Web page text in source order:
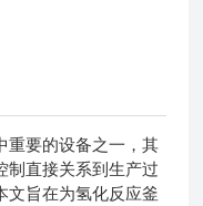
要的设备之一，其
制直接关系到生产过
文旨在为氢化反应釜